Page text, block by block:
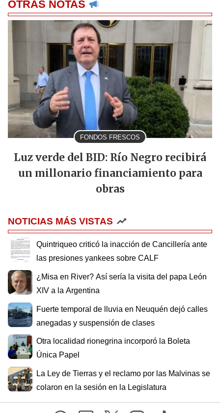
OTRAS NOTAS
FONDOS FRESCOS
Luz verde del BID: Río Negro recibirá
un millonario financiamiento para
obras
NOTICIAS MÁS VISTAS
Quintriqueo criticó la inacción de Cancillería ante
las presiones yankees sobre CALF
¿Misa en River? Así sería la visita del papa León
XIV a la Argentina
Fuerte temporal de lluvia en Neuquén dejó calles
anegadas y suspensión de clases
Otra localidad rionegrina incorporó la Boleta
Única Papel
La Ley de Tierras y el reclamo por las Malvinas se
colaron en la sesión en la Legislatura